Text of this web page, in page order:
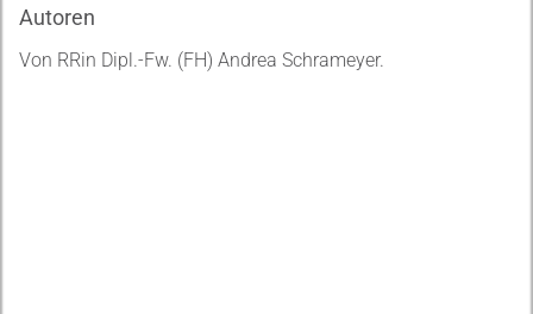
Autoren
Von RRin Dipl.-Fw. (FH) Andrea Schrameyer.